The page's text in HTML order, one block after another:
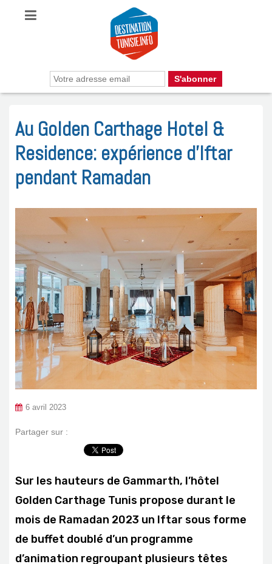
Au Golden Carthage Hotel &
Residence: expérience d’Iftar
pendant Ramadan
6 avril 2023
Partager sur :
Sur les hauteurs de Gammarth, l’hôtel
Golden Carthage Tunis propose durant le
mois de Ramadan 2023 un Iftar sous forme
de buffet doublé d’un programme
d’animation regroupant plusieurs têtes